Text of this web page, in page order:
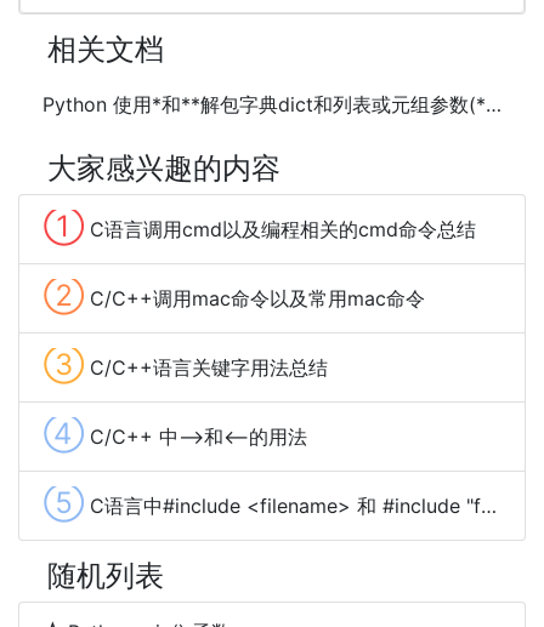
相关文档
Python 使用*和**解包字典dict和列表或元组参数(*args,**kwargs)
大家感兴趣的内容
① C语言调用cmd以及编程相关的cmd命令总结
② C/C++调用mac命令以及常用mac命令
③ C/C++语言关键字用法总结
④ C/C++ 中-->和<--的用法
⑤ C语言中#include <filename> 和 #include "filename"的区别
随机列表